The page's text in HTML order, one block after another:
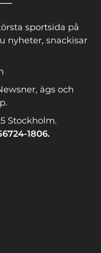
sportsida på
nyheter, snackisar
ägs och
Stockholm.
1806.